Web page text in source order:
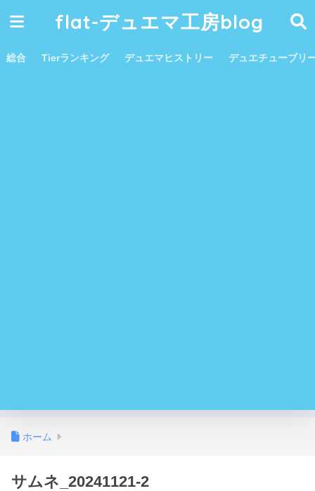
flat-デュエマ工房blog
総合 Tierランキング デュエマヒストリー デュエチューブリ
ホーム
サムネ_20241121-2